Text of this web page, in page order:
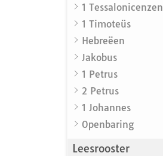
1 Tessalonicenzen
1 Timoteüs
Hebreëen
Jakobus
1 Petrus
2 Petrus
1 Johannes
Openbaring
Leesrooster